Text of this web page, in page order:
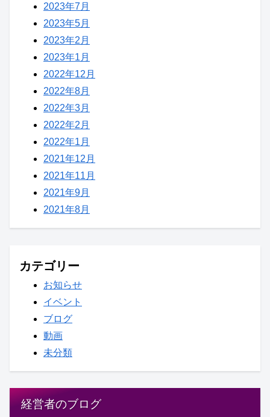
2023年7月
2023年5月
2023年2月
2023年1月
2022年12月
2022年8月
2022年3月
2022年2月
2022年1月
2021年12月
2021年11月
2021年9月
2021年8月
カテゴリー
お知らせ
イベント
ブログ
動画
未分類
経営者のブログ